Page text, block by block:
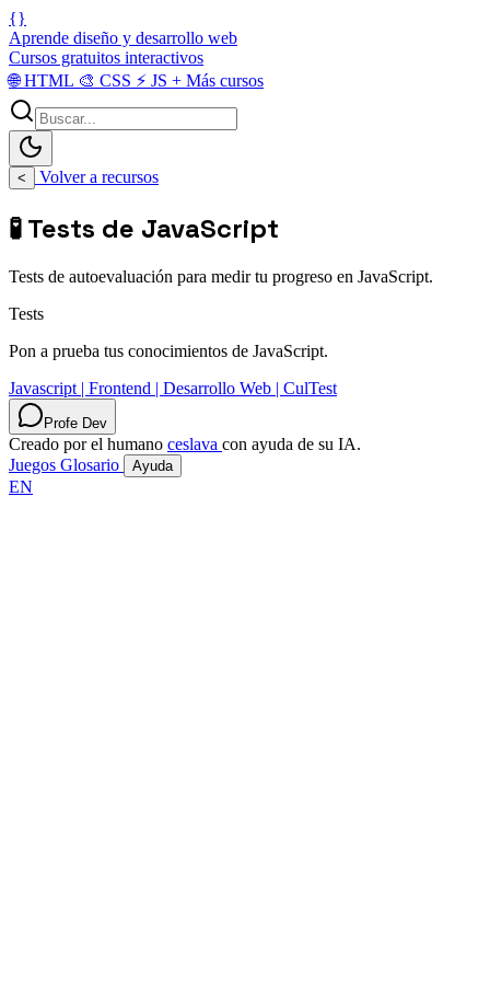
{}
Aprende diseño y desarrollo web
Cursos gratuitos interactivos
🌐HTML 🎨 CSS ⚡ JS + Más cursos
< Volver a recursos
🧪 Tests de JavaScript
Tests de autoevaluación para medir tu progreso en JavaScript.
Tests
Pon a prueba tus conocimientos de JavaScript.
Javascript | Frontend | Desarrollo Web | CulTest
Profe Dev
Creado por el humano ceslava con ayuda de su IA.
Juegos Glosario Ayuda
EN